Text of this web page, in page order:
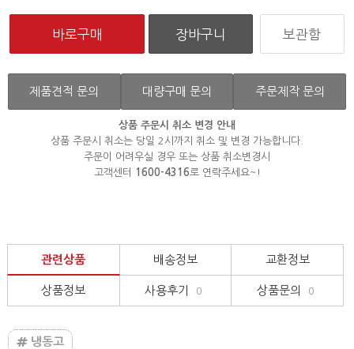
보관함
제품견적 문의 대량구매 문의 주문제작 문의
상품 주문시 취소 변경 안내
상품 주문시 취소는 당일 2시까지 취소 및 변경 가능합니다.
주문이 어려우실 경우 또는 상품 취소변경시
고객센터
1600-4316로 연락주세요~!
관련상품 배송정보 교환정보
상품정보 사용후기 0 상품문의 0
냉동고